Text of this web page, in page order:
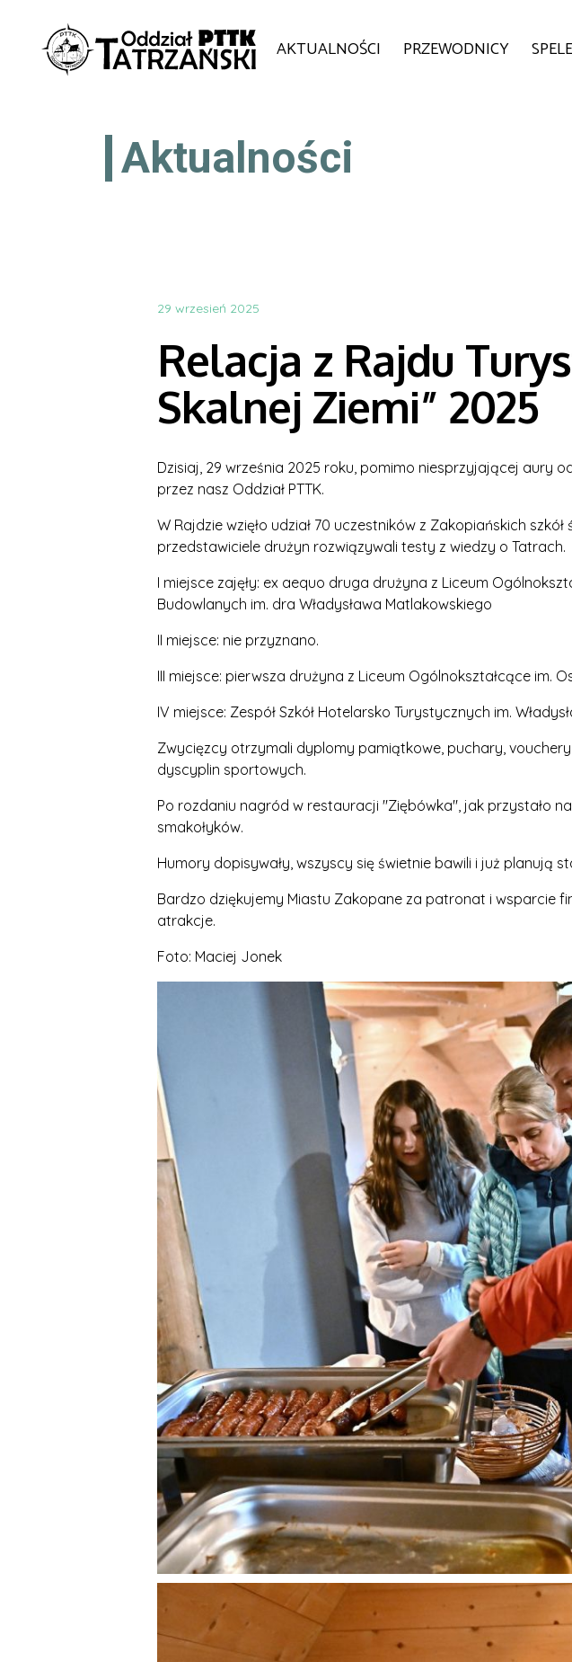
AKTUALNOŚCI PRZEWODNICY
Aktualności
29 wrzesień 2025
Relacja z Rajdu
Skalnej Ziemi” 2025
Dzisiaj, 29 września 2025 roku, pomimo niesprzyjającej aury
przez nasz Oddział PTTK.
W Rajdzie wzięło udział 70 uczestników z Zakopiańskich
przedstawiciele drużyn rozwiązywali testy z wiedzy o Tatrach.
I miejsce zajęły: ex aequo druga drużyna z Liceum
Budowlanych im. dra Władysława Matlakowskiego
II miejsce: nie przyznano.
III miejsce: pierwsza drużyna z Liceum Ogólnokształcące im.
IV miejsce: Zespół Szkół Hotelarsko Turystycznych im.
Zwycięzcy otrzymali dyplomy pamiątkowe, puchary,
dyscyplin sportowych.
Po rozdaniu nagród w restauracji "Ziębówka", jak przystało
smakołyków.
Humory dopisywały, wszyscy się świetnie bawili i już planują
Bardzo dziękujemy Miastu Zakopane za patronat i wsparcie
atrakcje.
Foto: Maciej Jonek